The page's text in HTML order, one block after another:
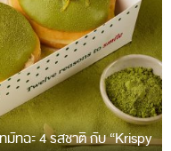
ทฉะ 4 รสชาติ กับ “Krispy